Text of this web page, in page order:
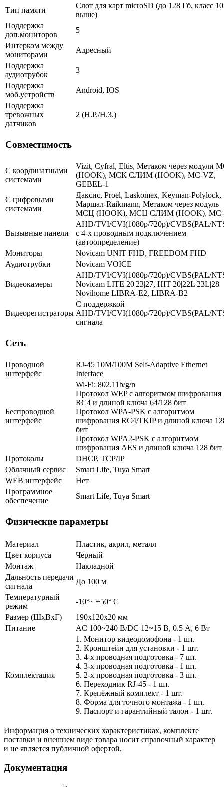
Тип памяти
Слот для карт microSD (до 128 Гб, класс
выше)
Поддержка
доп.мониторов
5
Интерком между
мониторами
Адресный
Поддержка
аудиотрубок
3
Поддержка
моб.устройств
Android, IOS
Поддержка
тревожных
датчиков
2 (Н.Р./Н.З.)
Совместимость
С координатными
системами
Vizit, Cyfral, Eltis, Метаком через модули
(HOOK), МСК СЛИМ (HOOK), MC-VZ,
GEBEL-1
С цифровыми
системами
Даксис, Proel, Laskomex, Keyman-Polylock,
Маршал-Raikmann, Метаком через модуль
МСЦ (HOOK), МСЦ СЛИМ (HOOK),
Вызывные панели
AHD/TVI/CVI(1080p/720p)/CVBS(PAL/
с 4-х проводным подключением
(автоопределение)
Мониторы
Novicam UNIT FHD, FREEDOM FHD
Аудиотрубки
Novicam VOICE
Видеокамеры
AHD/TVI/CVI(1080p/720p)/CVBS(PAL/
Novicam LITE 20|23|27, HIT 20|22L|23L|28
Novihome LIBRA-E2, LIBRA-B2
Видеорегистраторы
С поддержкой
AHD/TVI/CVI(1080p/720p)/CVBS(PAL/
сигнала
Сеть
Проводной
интерфейс
RJ-45 10M/100M Self-Adaptive Ethernet
Interface
Беспроводной
интерфейс
Wi-Fi: 802.11b/g/n
Протокол WEP c алгоритмом шифрования
RC4 и длиной ключа 64/128 бит
Протокол WPA-PSK c алгоритмом
шифрования RC4/TKIP и длиной ключа
бит
Протокол WPA2-PSK с алгоритмом
шифрования AES и длиной ключа 128 бит
Протоколы
DHCP, TCP/IP
Облачный сервис
Smart Life, Tuya Smart
WEB интерфейс
Нет
Программное
обеспечение
Smart Life, Tuya Smart
Физические параметры
Материал
Пластик, акрил, металл
Цвет корпуса
Черный
Монтаж
Накладной
Дальность передачи
сигнала
До 100 м
Температурный
режим
-10°~ +50° С
Размер (ШxВxГ)
190х120х20 мм
Питание
AC 100~240 В/DC 12~15 В, 0.5 А, 6 Вт
Комплектация
1. Монитор видеодомофона - 1 шт.
2. Кронштейн для установки - 1 шт.
3. 4-х проводная подготовка - 7 шт.
4. 3-х проводная подготовка - 1 шт.
5. 2-х проводная подготовка - 3 шт.
6. Переходник RJ-45 - 1 шт.
7. Крепёжный комплект - 1 шт.
8. Форма для точного монтажа - 1 шт.
9. Паспорт и гарантийный талон - 1 шт.
Информация о технических характеристиках, комплекте
поставки и внешнем виде товара носит справочный характер
и не является публичной офертой.
Документация